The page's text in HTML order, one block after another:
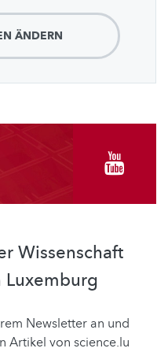
ÄNDERN
Wissenschaft
Luxemburg
Newsletter an und
Artikel von science.lu